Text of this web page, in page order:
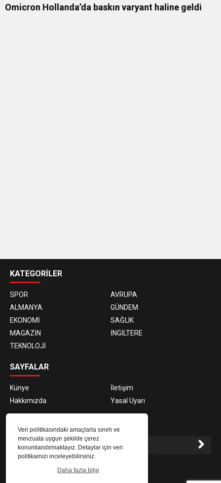
Veri politikasındaki amaçlarla sınırlı ve
mevzuata uygun şekilde çerez
konumlandırmaktayız. Detaylar için veri
politikamızı inceleyebilirsiniz.
Daha fazla bilgi
Omicron Hollanda’da baskın varyant haline geldi
siteleri
KATEGORİLER
SPOR
AVRUPA
ALMANYA
GÜNDEM
EKONOMİ
SAĞLIK
MAGAZİN
İNGİLTERE
TEKNOLOJİ
SAYFALAR
Künye
İletişim
Hakkımızda
Yasal Uyarı